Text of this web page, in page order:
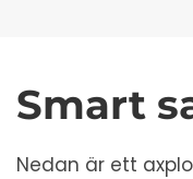
Smart
Nedan är ett